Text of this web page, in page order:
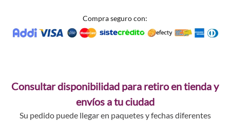
Compra seguro con:
Consultar disponibilidad para retiro en tienda y
envíos a tu ciudad
Su pedido puede llegar en paquetes y fechas diferentes